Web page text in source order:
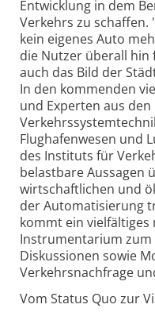
Entwicklung in dem
Verkehrs zu
kein eigenes Auto
die Nutzer überall hin
auch das Bild der
In den kommenden
und Experten aus
Flughafenwesen und
des Instituts für
belastbare Aussagen
wirtschaftlichen und
der Automatisierung
kommt ein vielfältiges
Instrumentarium zum
Diskussionen sowie
Verkehrsnachfrage
Vom Status Quo zur